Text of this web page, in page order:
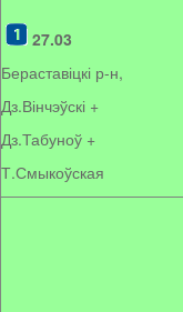
27.03
Бераставіцкі р-н,
Дз.Вінчэўскі +
Дз.Табуноў +
Т.Смыкоўская